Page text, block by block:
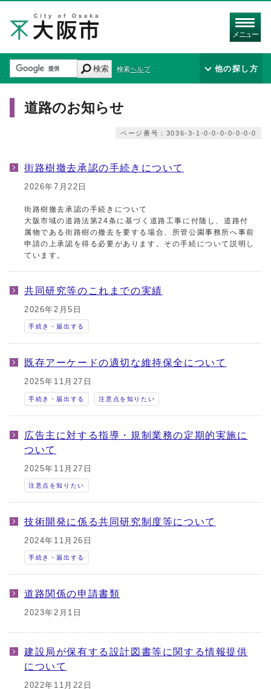
メニュー
検索 検索ヘルプ 他の探し方
道路のお知らせ
ページ番号：3036-3-1-0-0-0-0-0-0-0
街路樹撤去承認の手続きについて
2026年7月22日
街路樹撤去承認の手続きについて
大阪市域の道路法第24条に基づく道路工事に付随し、道路付
属物である街路樹の撤去を要する場合、所管公園事務所へ事前
申請の上承認を得る必要があります。その手続について説明し
ています。
共同研究等のこれまでの実績
2026年2月5日
手続き・届出する
既存アーケードの適切な維持保全について
2025年11月27日
手続き・届出する 注意点を知りたい
広告主に対する指導・規制業務の定期的実施に
ついて
2025年11月27日
注意点を知りたい
技術開発に係る共同研究制度等について
2024年11月26日
手続き・届出する
道路関係の申請書類
2023年2月1日
建設局が保有する設計図書等に関する情報提供
について
2022年11月22日